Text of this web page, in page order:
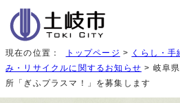
現在の位置： トップページ > くらし・手
み・リサイクルに関するお知らせ > 岐阜
所「ぎふプラスマ！」を募集します